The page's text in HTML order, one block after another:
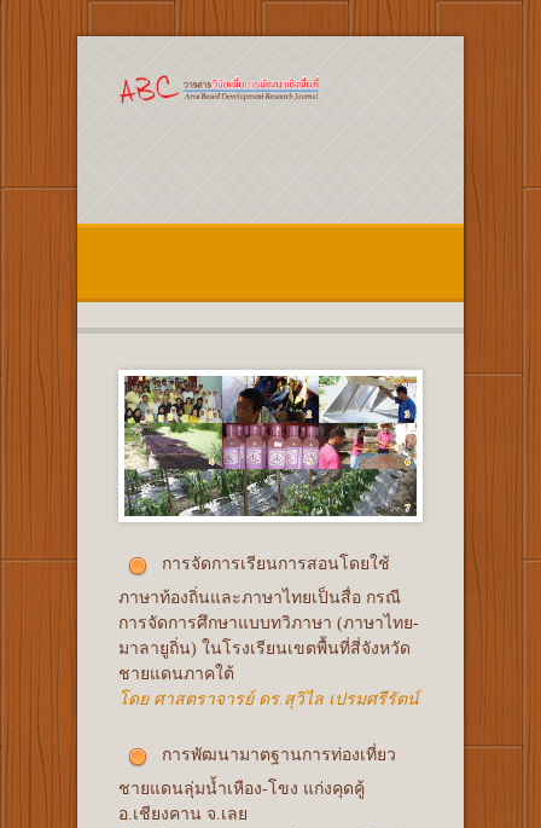
การจัดการเรียนการสอนโดยใช้
ภาษาท้องถิ่นและภาษาไทยเป็นสื่อ กรณี
การจัดการศึกษาแบบทวิภาษา (ภาษาไทย-
มาลายูถิ่น) ในโรงเรียนเขตพื้นที่สี่จังหวัด
ชายแดนภาคใต้
โดย ศาสตราจารย์ ดร.สุวิไล เปรมศรีรัตน์
การพัฒนามาตฐานการท่องเที่ยว
ชายแดนลุ่มน้ำเหือง-โขง แก่งคุดคู้
อ.เชียงคาน จ.เลย